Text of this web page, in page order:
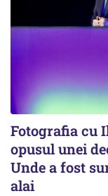
Fotografia cu
opusul unei
Unde a fost
alai